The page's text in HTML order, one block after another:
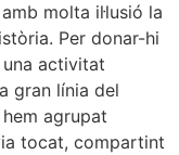
molta il·lusió la
Per donar-hi
activitat
gran línia del
agrupat
tocat, compartint